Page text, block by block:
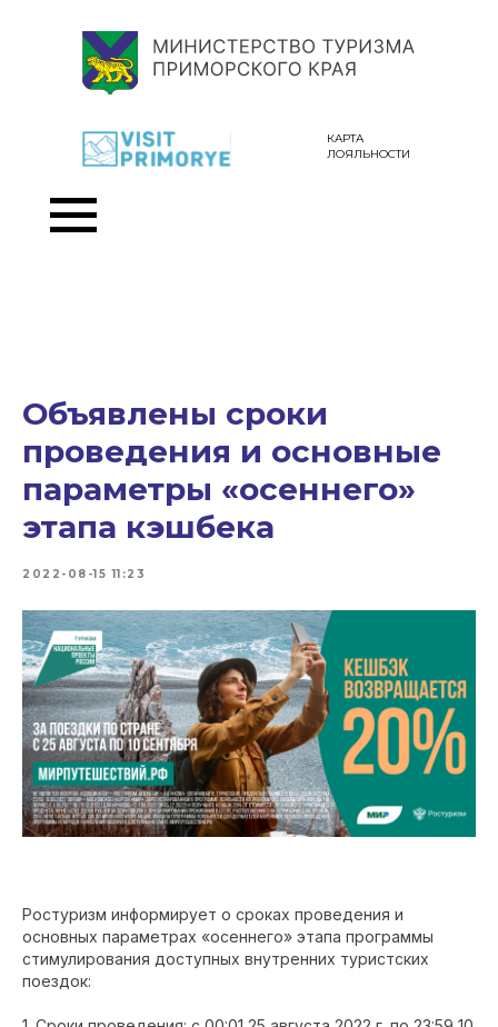
КАРТА
ЛОЯЛЬНОСТИ
Объявлены сроки
проведения и основные
параметры «осеннего»
этапа кэшбека
2022-08-15 11:23
Ростуризм информирует о сроках проведения и
основных параметрах «осеннего» этапа программы
стимулирования доступных внутренних туристских
поездок: